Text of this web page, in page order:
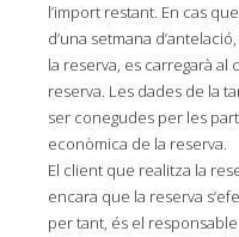
l’import restant. En cas
d’una setmana
la reserva, es carregarà al
reserva. Les dades de la
ser conegudes per les
econòmica de la reserva.
El client que realitza la
encara que la reserva
per tant, és el